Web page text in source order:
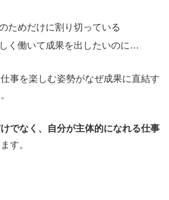
ためだけに割り切っている
く働いて成果を出したいのに…
事を楽しむ姿勢がなぜ成果に直結す
でなく、自分が主体的になれる仕事
す。